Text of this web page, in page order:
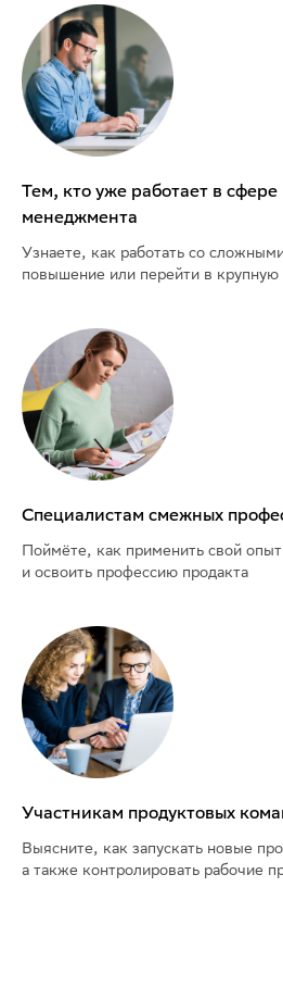
Тем, кто уже работает в сфере
менеджмента
Узнаете, как работать со
повышение или перейти в
Специалистам смежных
Поймёте, как применить свой
и освоить профессию продакта
Участникам продуктовых
Выясните, как запускать новые
а также контролировать рабочие